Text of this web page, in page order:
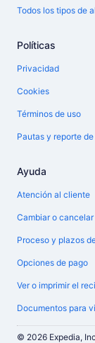
Todos los tipos de
Políticas
Privacidad
Cookies
Términos de uso
Pautas y reporte
Ayuda
Atención al cliente
Cambiar o
Proceso y plazos
Opciones de pago
Ver o imprimir el
Documentos para
© 2026 Expedia,